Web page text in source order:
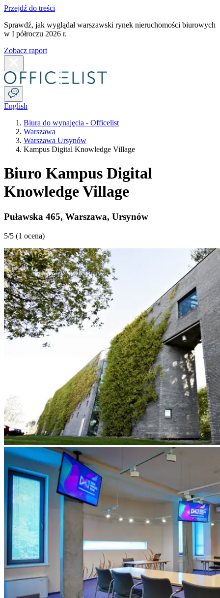
Przejdź do treści
Sprawdź, jak wyglądał warszawski rynek nieruchomości biurowych
w I półroczu 2026 r.
Zobacz raport
English
Biura do wynajęcia - Officelist
Warszawa
Warszawa Ursynów
Kampus Digital Knowledge Village
Biuro Kampus Digital
Knowledge Village
Puławska 465, Warszawa, Ursynów
5/5 (1 ocena)